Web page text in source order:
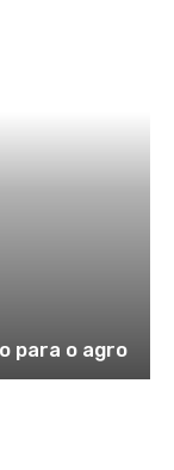
para o agro